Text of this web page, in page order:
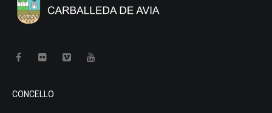
CONCELLO